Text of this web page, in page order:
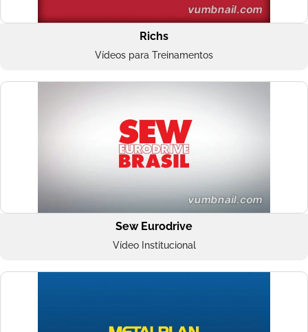
Richs
Vídeos para Treinamentos
Sew Eurodrive
Vídeo Institucional